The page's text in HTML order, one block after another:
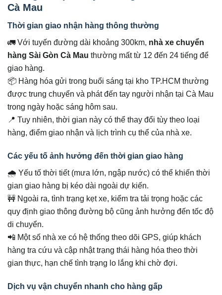
Cà Mau
Thời gian giao nhận hàng thông thường
🚛 Với tuyến đường dài khoảng 300km, nhà xe chuyển
hàng Sài Gòn Cà Mau thường mất từ 12 đến 24 tiếng để
giao hàng.
📦 Hàng hóa gửi trong buổi sáng tại kho TP.HCM thường
được trung chuyển và phát đến tay người nhận tại Cà Mau
trong ngày hoặc sáng hôm sau.
📍 Tuy nhiên, thời gian này có thể thay đổi tùy theo loại
hàng, điểm giao nhận và lịch trình cụ thể của nhà xe.
Các yếu tố ảnh hưởng đến thời gian giao hàng
🌧️ Yếu tố thời tiết (mưa lớn, ngập nước) có thể khiến thời
gian giao hàng bị kéo dài ngoài dự kiến.
🚧 Ngoài ra, tình trạng kẹt xe, kiểm tra tải trọng hoặc các
quy định giao thông đường bộ cũng ảnh hưởng đến tốc độ
di chuyển.
📲 Một số nhà xe có hệ thống theo dõi GPS, giúp khách
hàng tra cứu và cập nhật trạng thái hàng hóa theo thời
gian thực, hạn chế tình trạng lo lắng khi chờ đợi.
Dịch vụ vận chuyển nhanh cho hàng gấp